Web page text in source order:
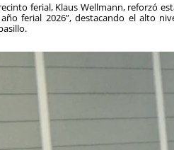
ferial, Klaus Wellmann, reforzó
ferial 2026”, destacando el alto